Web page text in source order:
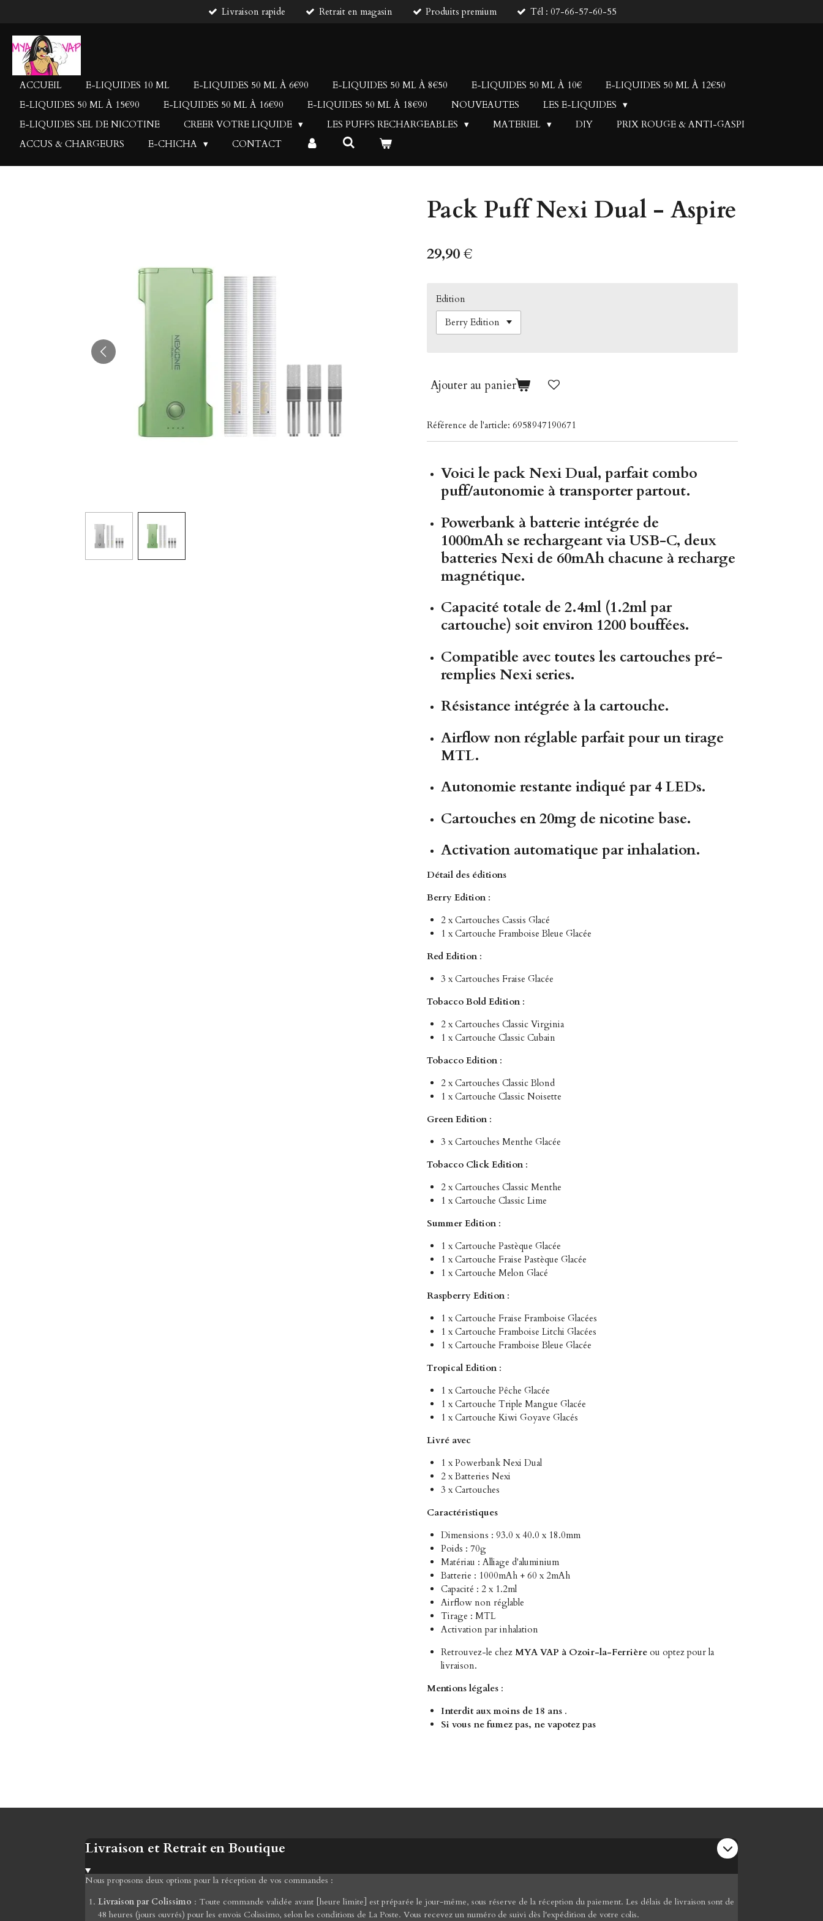
contenu
principal
Livraison rapide Retrait en magasin Produits premium Tél : 07-66-57-60-55
ACCUEIL E-LIQUIDES 10 ML E-LIQUIDES 50 ML À 6€90 E-LIQUIDES 50 ML À 8€50 E-LIQUIDES 50 ML À 10€
E-LIQUIDES 50 ML À 12€50
E-LIQUIDES 50 ML À 15€90
E-LIQUIDES 50 ML À 16€90 E-LIQUIDES 50 ML À 18€90 NOUVEAUTES
LES E-LIQUIDES
E-LIQUIDES SEL DE NICOTINE
CREER VOTRE LIQUIDE LES PUFFS RECHARGEABLES MATERIEL DIY
PRIX ROUGE & ANTI-GASPI
ACCUS & CHARGEURS
E-CHICHA CONTACT
Pack Puff Nexi Dual - Aspire
29,90 €
Edition
Ajouter au panier
Référence de l'article: 6958947190671
Voici le pack Nexi Dual, parfait combo
puff/autonomie à transporter partout.
Powerbank à batterie intégrée de
1000mAh se rechargeant viaUSB-C, deux
batteries Nexi de 60mAh chacune àrecharge
magnétique.
Capacité totale de 2.4ml (1.2ml par
cartouche) soit environ 1200 bouffées.
Compatible avec toutes les cartouches pré-
remplies Nexi series.
Résistance intégrée à la cartouche.
Airflow non réglable parfait pour un tirage
MTL.
Autonomie restante indiqué par 4 LEDs.
Cartouches en20mg de nicotine base.
Activation automatique par inhalation.
Détail des éditions
Berry Edition :
2 x Cartouches Cassis Glacé
1 x Cartouche Framboise Bleue Glacée
Red Edition :
3 x Cartouches Fraise Glacée
Tobacco Bold Edition :
2 x Cartouches Classic Virginia
1 x Cartouche Classic Cubain
Tobacco Edition :
2 x Cartouches Classic Blond
1 x Cartouche Classic Noisette
Green Edition :
3 x Cartouches Menthe Glacée
Tobacco Click Edition :
2 x Cartouches Classic Menthe
1 x Cartouche Classic Lime
Summer Edition :
1 x Cartouche Pastèque Glacée
1 x Cartouche Fraise Pastèque Glacée
1 x Cartouche Melon Glacé
Raspberry Edition :
1 x Cartouche Fraise Framboise Glacées
1 x Cartouche Framboise Litchi Glacées
1 x Cartouche Framboise Bleue Glacée
Tropical Edition :
1 x Cartouche Pêche Glacée
1 x Cartouche Triple Mangue Glacée
1 x Cartouche Kiwi Goyave Glacés
Livré avec
1 x Powerbank Nexi Dual
2 x Batteries Nexi
3 x Cartouches
Caractéristiques
Dimensions : 93.0 x 40.0 x 18.0mm
Poids : 70g
Matériau : Alliage d'aluminium
Batterie : 1000mAh + 60 x 2mAh
Capacité : 2 x 1.2ml
Airflow non réglable
Tirage : MTL
Activation par inhalation
Retrouvez-le chez MYA VAP à Ozoir-la-Ferrière ou optez pour la
livraison.
Mentions légales :
Interdit aux moins de 18 ans .
Si vous ne fumez pas, ne vapotez pas
Livraison et Retrait en Boutique
Nous proposons deux options pour la réception de vos commandes :
Livraison par Colissimo : Toute commande validée avant [heure limite] est préparée le jour-même, sous réserve de la réception du paiement. Les délais de livraison sont de
48 heures (jours ouvrés) pour les envois Colissimo, selon les conditions de La Poste. Vous recevez un numéro de suivi dès l'expédition de votre colis.